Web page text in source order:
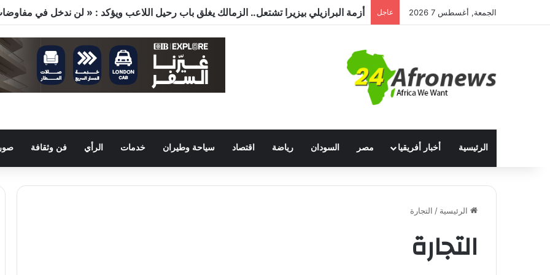
الجمعة, أغسطس 7 2026 عاجل
الرئيسية أخبار أفريقيا مصر السودان رياضة اقتصاد سياحة وطيران خدمات الرأي فن وثقافة
الرئيسية / التجارة
التجارة